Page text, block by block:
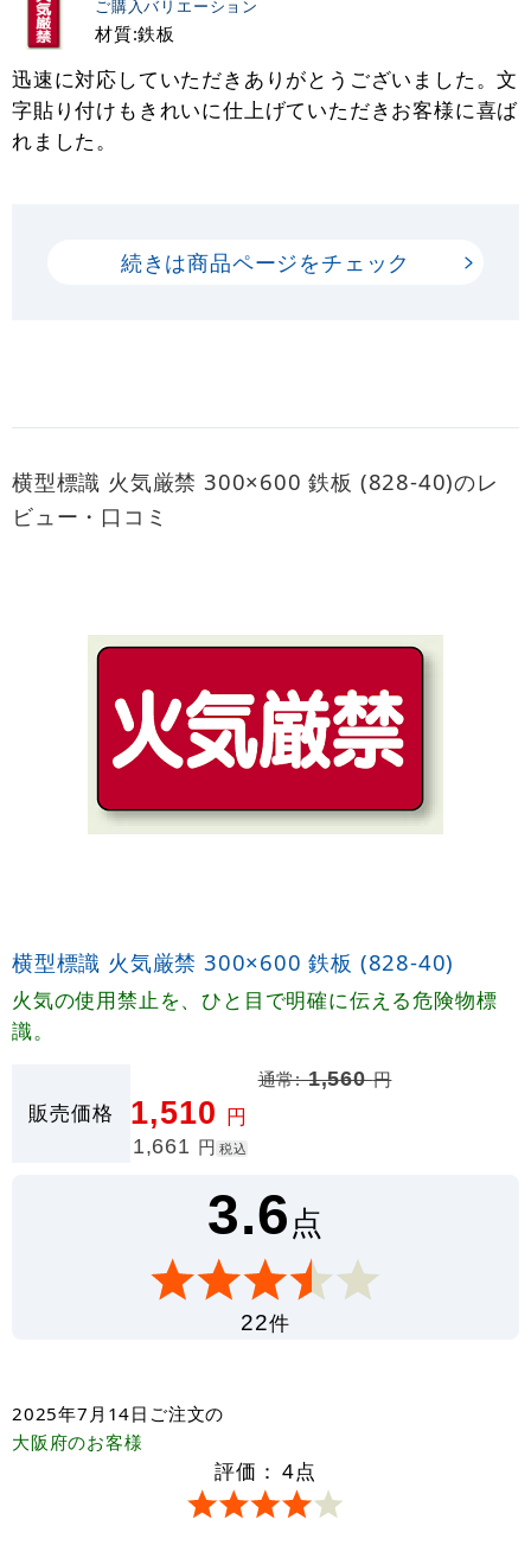
ご購入バリエーション
材質:鉄板
迅速に対応していただきありがとうございました。文
字貼り付けもきれいに仕上げていただきお客様に喜ば
れました。
続きは商品ページをチェック
横型標識 火気厳禁 300×600 鉄板 (828-40)のレ
ビュー・口コミ
横型標識 火気厳禁 300×600 鉄板 (828-40)
火気の使用禁止を、ひと目で明確に伝える危険物標
識。
販売価格
通常:1,560円
1,510 円
1,661 円 税込
3.6点
22件
2025年7月14日 ご注文の
大阪府のお客様
評価： 4点